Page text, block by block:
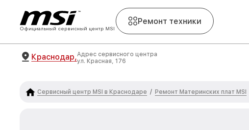
Официальный сервисный центр MSI
Ремонт техники
Краснодар,Адрес сервисного центра
ул. Красная, 176
Сервисный центр MSI в Краснодаре / Ремонт Материнских плат MSI